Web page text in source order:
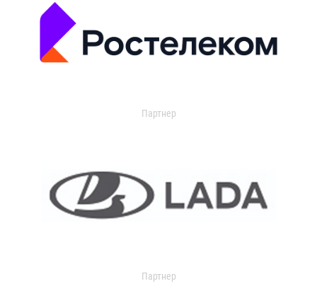
Партнер
Партнер